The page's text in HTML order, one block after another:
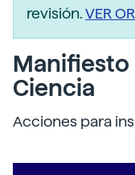
revisión.VER
Manifiesto
Ciencia
Acciones para